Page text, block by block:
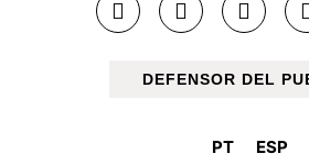
DEFENSOR DEL
PT ESP